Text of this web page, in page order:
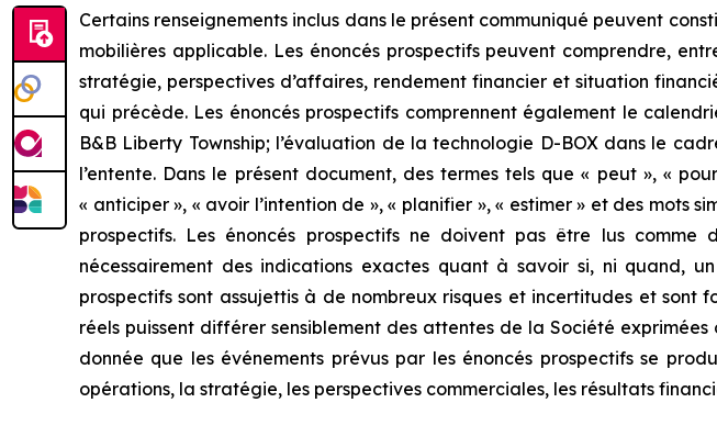
Certains renseignements inclus dans le présent communiqué peuvent
mobilières applicable. Les énoncés prospectifs peuvent comprendre,
stratégie, perspectives d’affaires, rendement financier et situation
qui précède. Les énoncés prospectifs comprennent également le
B&B Liberty Township; l’évaluation de la technologie D-BOX dans le
l’entente. Dans le présent document, des termes tels que « peut », «
« anticiper », « avoir l’intention de », « planifier », « estimer » et des
prospectifs. Les énoncés prospectifs ne doivent pas être lus
nécessairement des indications exactes quant à savoir si, ni quand,
prospectifs sont assujettis à de nombreux risques et incertitudes et sont
réels puissent différer sensiblement des attentes de la Société
donnée que les événements prévus par les énoncés prospectifs se
opérations, la stratégie, les perspectives commerciales, les résultats